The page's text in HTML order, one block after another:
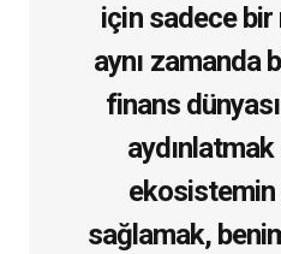
için sadece
aynı zamanda
finans
sağlamak,